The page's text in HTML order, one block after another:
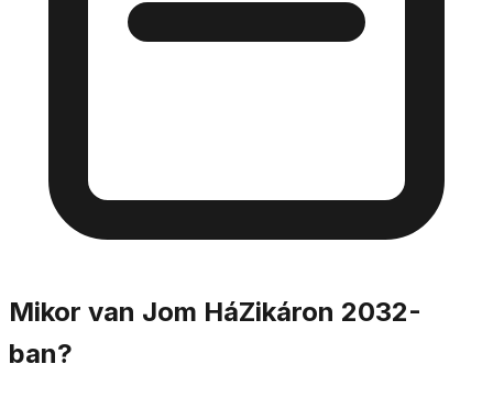
Mikor van Jom HáZikáron 2032-
ban?